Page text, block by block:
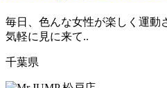
毎日、色んな女性が楽しく運
気軽に見に来て..
千葉県